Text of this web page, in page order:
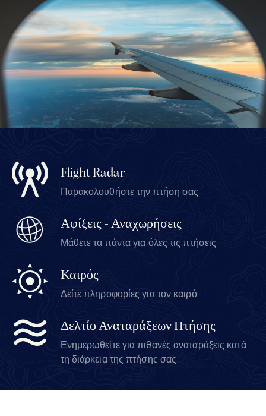
Flight Radar
Παρακολουθήστε την πτήση σας
Αφίξεις - Αναχωρήσεις
Μάθετε τα πάντα για όλες τις πτήσεις
Καιρός
Δείτε πληροφορίες για τον καιρό
Δελτίο Αναταράξεων Πτήσης
Ενημερωθείτε για πιθανές αναταράξεις κατά
τη διάρκεια της πτήσης σας